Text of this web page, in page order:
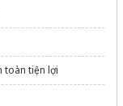
toàn tiện lợi